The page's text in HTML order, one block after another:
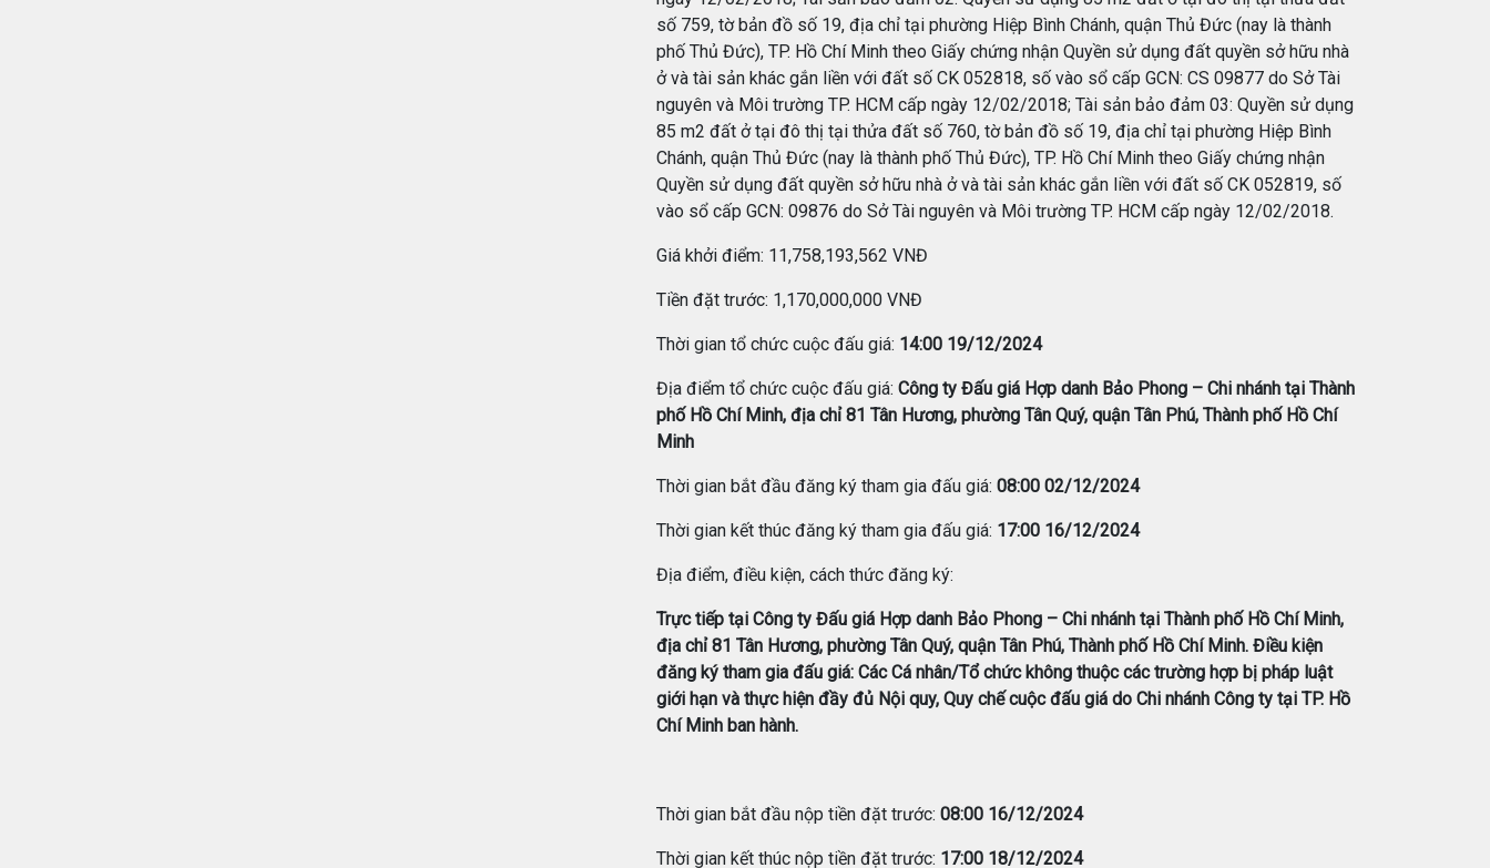
số 759, tờ bản đồ số 19, địa chỉ tại phường Hiệp Bình Chánh, quận Thủ Đức (nay là thành
phố Thủ Đức), TP. Hồ Chí Minh theo Giấy chứng nhận Quyền sử dụng đất quyền sở hữu nhà
ở và tài sản khác gắn liền với đất số CK 052818, số vào sổ cấp GCN: CS 09877 do Sở Tài
nguyên và Môi trường TP. HCM cấp ngày 12/02/2018; Tài sản bảo đảm 03: Quyền sử dụng
85 m2 đất ở tại đô thị tại thửa đất số 760, tờ bản đồ số 19, địa chỉ tại phường Hiệp Bình
Chánh, quận Thủ Đức (nay là thành phố Thủ Đức), TP. Hồ Chí Minh theo Giấy chứng nhận
Quyền sử dụng đất quyền sở hữu nhà ở và tài sản khác gắn liền với đất số CK 052819, số
vào sổ cấp GCN: 09876 do Sở Tài nguyên và Môi trường TP. HCM cấp ngày 12/02/2018.
Giá khởi điểm: 11,758,193,562 VNĐ
Tiền đặt trước: 1,170,000,000 VNĐ
Thời gian tổ chức cuộc đấu giá: 14:00 19/12/2024
Địa điểm tổ chức cuộc đấu giá: Công ty Đấu giá Hợp danh Bảo Phong – Chi nhánh tại Thành
phố Hồ Chí Minh, địa chỉ 81 Tân Hương, phường Tân Quý, quận Tân Phú, Thành phố Hồ Chí
Minh
Thời gian bắt đầu đăng ký tham gia đấu giá: 08:00 02/12/2024
Thời gian kết thúc đăng ký tham gia đấu giá: 17:00 16/12/2024
Địa điểm, điều kiện, cách thức đăng ký:
Trực tiếp tại Công ty Đấu giá Hợp danh Bảo Phong – Chi nhánh tại Thành phố Hồ Chí Minh,
địa chỉ 81 Tân Hương, phường Tân Quý, quận Tân Phú, Thành phố Hồ Chí Minh. Điều kiện
đăng ký tham gia đấu giá: Các Cá nhân/Tổ chức không thuộc các trường hợp bị pháp luật
giới hạn và thực hiện đầy đủ Nội quy, Quy chế cuộc đấu giá do Chi nhánh Công ty tại TP. Hồ
Chí Minh ban hành.
Thời gian bắt đầu nộp tiền đặt trước: 08:00 16/12/2024
Thời gian kết thúc nộp tiền đặt trước: 17:00 18/12/2024